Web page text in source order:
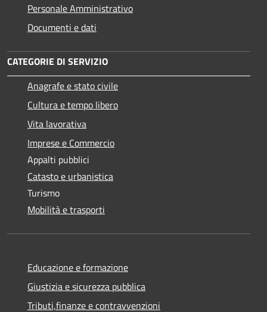
Personale Amministrativo
Documenti e dati
CATEGORIE DI SERVIZIO
Anagrafe e stato civile
Cultura e tempo libero
Vita lavorativa
Imprese e Commercio
Appalti pubblici
Catasto e urbanistica
Turismo
Mobilità e trasporti
Educazione e formazione
Giustizia e sicurezza pubblica
Tributi,finanze e contravvenzioni